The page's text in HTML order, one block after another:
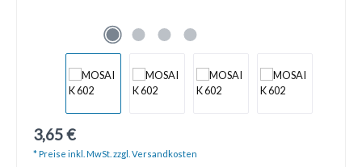
3,65 €
* Preise inkl. MwSt. zzgl. Versandkosten